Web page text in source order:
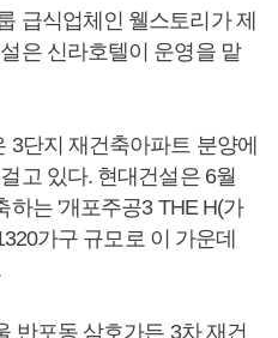
급식업체인 웰스토리가 제
은 신라호텔이 운영을 맡
단지 재건축아파트 분양에
고 있다. 현대건설은 6월
하는 '개포주공3 THE H(가
가구 규모로 이 가운데
반포동 삼호가든 3차 재건